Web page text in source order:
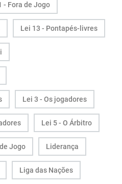
- Fora de Jogo
Lei 13 - Pontapés-livres
Lei 3 - Os jogadores
Lei 5 - O Árbitro
Jogo Liderança
Liga das Nações